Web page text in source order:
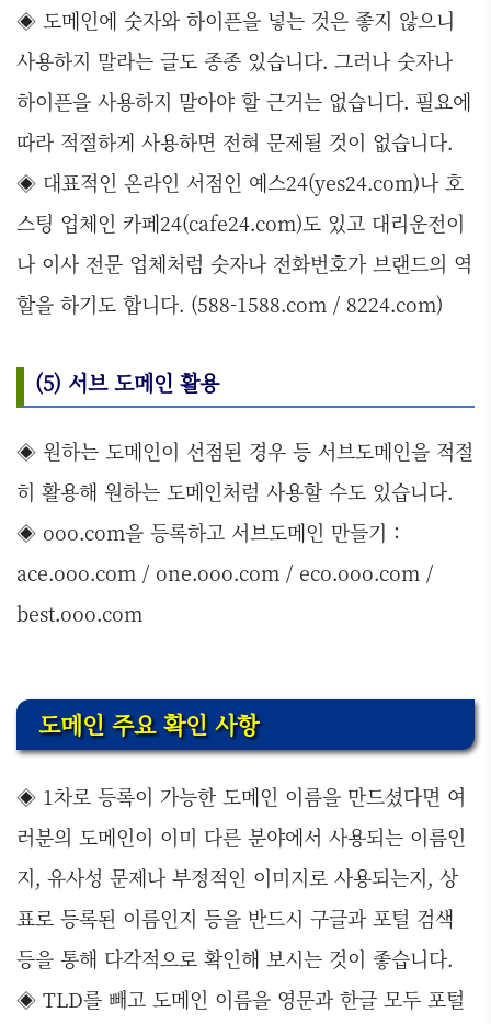
◈ 도메인에 숫자와 하이픈을 넣는 것은 좋지 않으니
사용하지 말라는 글도 종종 있습니다. 그러나 숫자나
하이픈을 사용하지 말아야 할 근거는 없습니다. 필요에
따라 적절하게 사용하면 전혀 문제될 것이 없습니다.
◈ 대표적인 온라인 서점인 예스24(yes24.com)나 호
스팅 업체인 카페24(cafe24.com)도 있고 대리운전이
나 이사 전문 업체처럼 숫자나 전화번호가 브랜드의 역
할을 하기도 합니다. (588-1588.com / 8224.com)
(5) 서브 도메인 활용
◈ 원하는 도메인이 선점된 경우 등 서브도메인을 적절
히 활용해 원하는 도메인처럼 사용할 수도 있습니다.
◈ ooo.com을 등록하고 서브도메인 만들기 :
ace.ooo.com / one.ooo.com / eco.ooo.com /
best.ooo.com
도메인 주요 확인 사항
◈ 1차로 등록이 가능한 도메인 이름을 만드셨다면 여
러분의 도메인이 이미 다른 분야에서 사용되는 이름인
지, 유사성 문제나 부정적인 이미지로 사용되는지, 상
표로 등록된 이름인지 등을 반드시 구글과 포털 검색
등을 통해 다각적으로 확인해 보시는 것이 좋습니다.
◈ TLD를 빼고 도메인 이름을 영문과 한글 모두 포털